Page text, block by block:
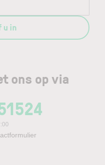
ons op via
u in